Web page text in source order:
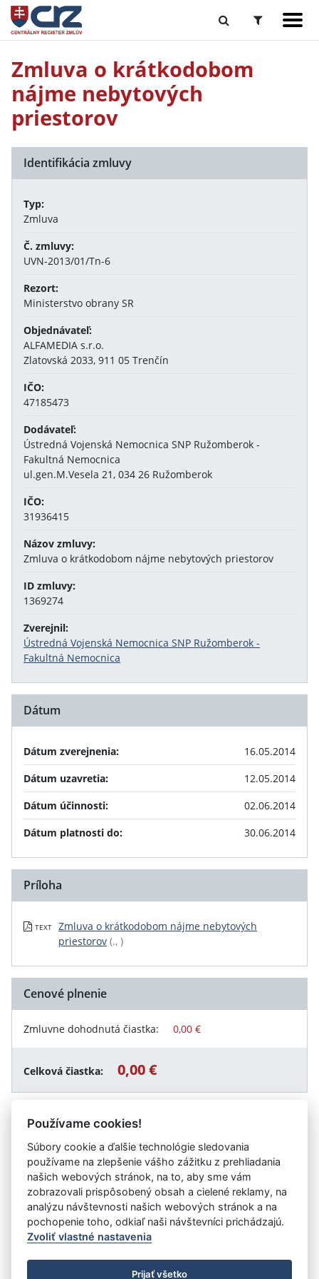
Zmluva o krátkodobom
nájme nebytových
priestorov
Identifikácia zmluvy
Typ:
Zmluva
Č. zmluvy:
UVN-2013/01/Tn-6
Rezort:
Ministerstvo obrany SR
Objednávateľ:
ALFAMEDIA s.r.o.
Zlatovská 2033, 911 05 Trenčín
IČO:
47185473
Dodávateľ:
Ústredná Vojenská Nemocnica SNP Ružomberok -
Fakultná Nemocnica
ul.gen.M.Vesela 21, 034 26 Ružomberok
IČO:
31936415
Názov zmluvy:
Zmluva o krátkodobom nájme nebytových priestorov
ID zmluvy:
1369274
Zverejnil:
Ústredná Vojenská Nemocnica SNP Ružomberok -
Fakultná Nemocnica
Dátum
Dátum zverejnenia:
16.05.2014
Dátum uzavretia:
12.05.2014
Dátum účinnosti:
02.06.2014
Dátum platnosti do:
30.06.2014
Príloha
TEXT
Zmluva o krátkodobom nájme nebytových
priestorov (., )
Cenové plnenie
Zmluvne dohodnutá čiastka: 0,00 €
Celková čiastka: 0,00 €
Vystavil:Ústredná Vojenská Nemocnica SNP
Ružomberok - Fakultná Nemocnica
Úrad vlády SR
- Všetky práva vyhradené
Používame cookies!
Súbory cookie a ďalšie technológie sledovania
používame na zlepšenie vášho zážitku z prehliadania
našich webových stránok, na to, aby sme vám
zobrazovali prispôsobený obsah a cielené reklamy, na
analýzu návštevnosti našich webových stránok a na
pochopenie toho, odkiaľ naši návštevníci prichádzajú.
Zvoliť vlastné nastavenia
Prijať všetko